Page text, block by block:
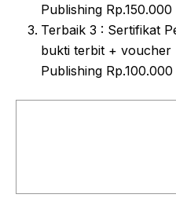
Publishing Rp.150.000
Terbaik 3 : Sertifikat
bukti terbit + voucher
Publishing Rp.100.000